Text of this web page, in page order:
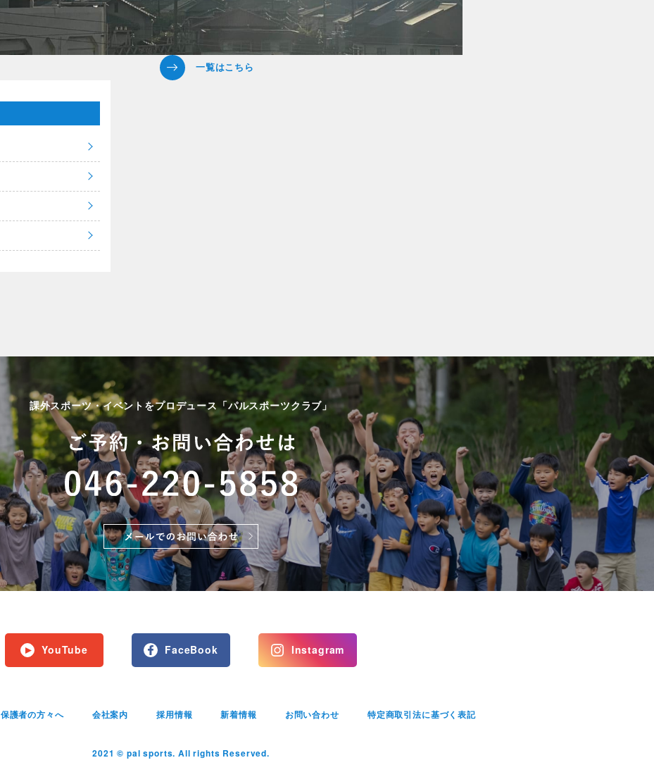
課外スポーツ・イベントをプロデュース「パルスポーツクラブ」
YouTube FaceBook Instagram
保護者の方々へ 会社案内 採用情報 新着情報 お問い合わせ 特定商取引法に基づく表記
2021 © pal sports. All rights Reserved.